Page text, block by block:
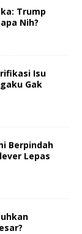
Trump
Nih?
Isu
Gak
Berpindah
Lepas